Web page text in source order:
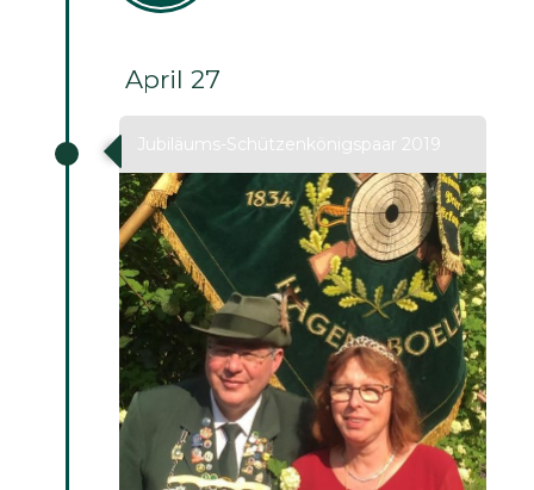
April 27
Jubiläums-Schützenkönigspaar 2019